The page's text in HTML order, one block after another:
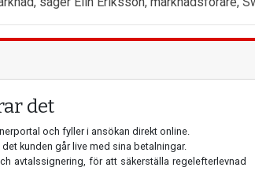
det
och fyller i ansökan direkt online.
kunden går live med sina betalningar.
avtalssignering, för att säkerställa regelefterlevnad